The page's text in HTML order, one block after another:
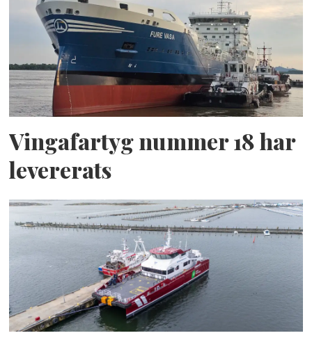
Vingafartyg nummer 18 har
levererats